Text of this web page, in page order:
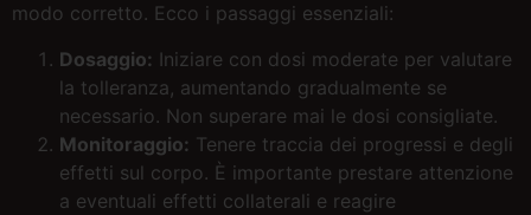
modo corretto. Ecco i passaggi essenziali:
Dosaggio: Iniziare con dosi moderate per valutare
la tolleranza, aumentando gradualmente se
necessario. Non superare mai le dosi consigliate.
Monitoraggio: Tenere traccia dei progressi e degli
effetti sul corpo. È importante prestare attenzione
a eventuali effetti collaterali e reagire